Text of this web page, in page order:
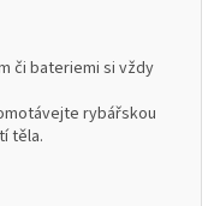
či bateriemi si vždy
rybářskou
těla.